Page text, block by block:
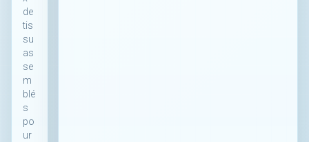
de
tis
su
as
se
m
blé
s
po
ur